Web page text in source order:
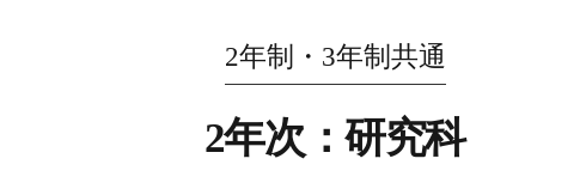
2年制・3年制共通
2年次：研究科